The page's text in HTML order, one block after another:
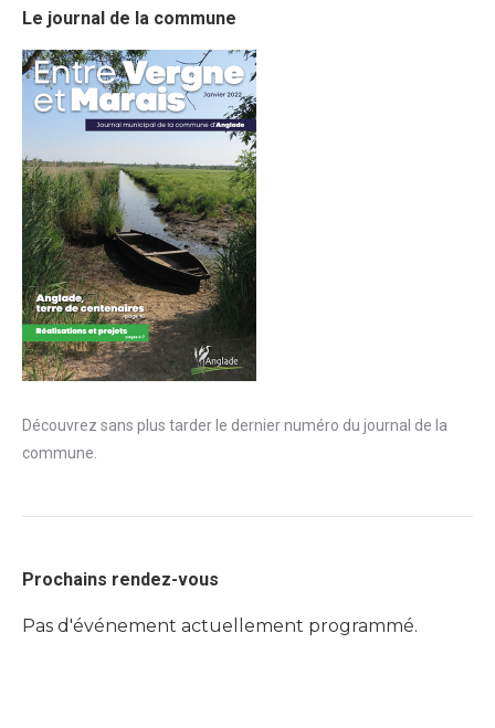
Le journal de la commune
Découvrez sans plus tarder le dernier numéro du journal de la
commune.
Prochains rendez-vous
Pas d'événement actuellement programmé.